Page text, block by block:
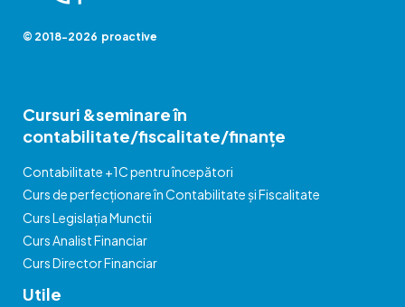
© 2018-2026 proactive
Cursuri &seminare în
contabilitate/fiscalitate/finanțe
Contabilitate +1C pentru începători
Curs de perfecționare în Contabilitate și Fiscalitate
Curs Legislația Munctii
Curs Analist Financiar
Curs Director Financiar
Utile